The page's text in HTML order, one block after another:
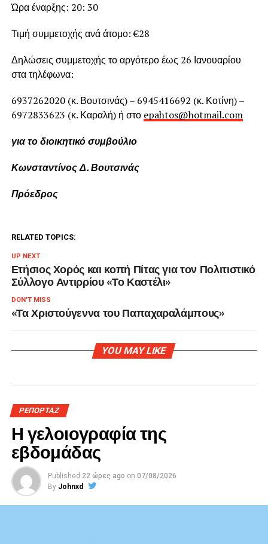
Ώρα έναρξης: 20: 30
Τιμή συμμετοχής ανά άτομο: €28
Δηλώσεις συμμετοχής το αργότερο έως 26 Ιανουαρίου
στα τηλέφωνα:
6937262020 (κ. Βουτσινάς) – 6945416692 (κ. Κοτίνη) –
6972833623 (κ. Καραλή) ή στο epahtos@hotmail.com
για το διοικητικό συμβούλιο
Κωνσταντίνος Δ. Βουτσινάς
Πρόεδρος
RELATED TOPICS:
UP NEXT
Ετήσιος Χορός και κοπή Πίτας για τον Πολιτιστικό
Σύλλογο Αντιρρίου «Το Καστέλι»
DON'T MISS
«Τα Χριστούγεννα του Παπαχαραλάμπους»
YOU MAY LIKE
ΡΕΠΟΡΤΑΖ
Η γελοιογραφία της
εβδομάδας
Published 22 ώρες ago on 07/08/2026
By Johnxd